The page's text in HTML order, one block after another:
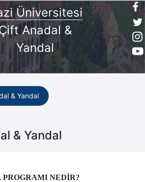
Üniversitesi
Anadal &
Yandal
& Yandal
& Yandal
NEDİR?